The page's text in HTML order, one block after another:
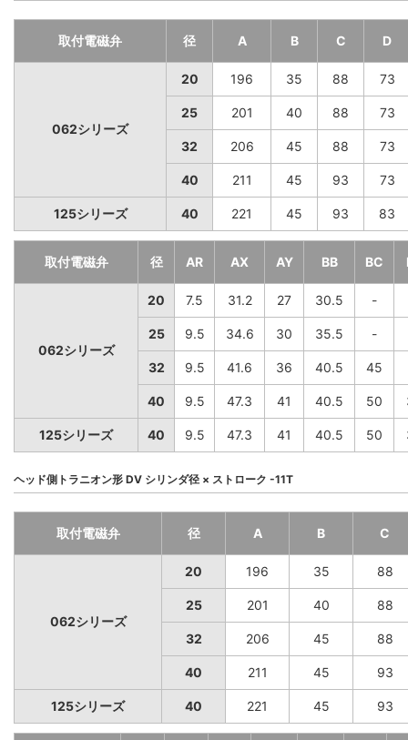
取付電磁弁 径 A B C D
062シリーズ
20 196 35 88 73
25 201 40 88 73
32 206 45 88 73
40 211 45 93 73
125シリーズ 40 221 45 93 83
取付電磁弁 径 AR AX AY BB BC
062シリーズ
20 7.5 31.2 27 30.5 -
25 9.5 34.6 30 35.5 -
32 9.5 41.6 36 40.5 45
40 9.5 47.3 41 40.5 50
125シリーズ 40 9.5 47.3 41 40.5 50
ヘッド側トラニオン形 DV シリンダ径 × ストローク -11T
取付電磁弁 径 A B C
062シリーズ
20 196 35 88
25 201 40 88
32 206 45 88
40 211 45 93
125シリーズ 40 221 45 93